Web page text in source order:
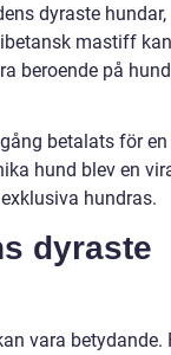
dyraste hundar,
mastiff
beroende på
betalats för en
hund blev en
hundras.
dyraste
vara betydande.